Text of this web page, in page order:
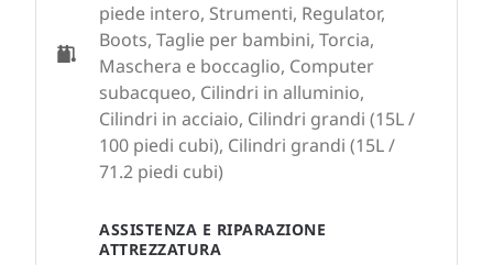
piede intero, Strumenti, Regulator,
Boots, Taglie per bambini, Torcia,
Maschera e boccaglio, Computer
subacqueo, Cilindri in alluminio,
Cilindri in acciaio, Cilindri grandi (15L /
100 piedi cubi), Cilindri grandi (15L /
71.2 piedi cubi)
ASSISTENZA E RIPARAZIONE
ATTREZZATURA